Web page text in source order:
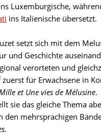
Luxemburgische,
ins Italienische übersetzt.
setzt sich mit dem
und Geschichte
verorteten und
für Erwachsene in
et Une vies de Mélusine.
sie das gleiche Thema
den mehrsprachigen
.